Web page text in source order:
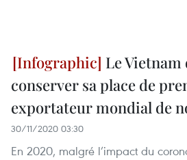
Le
conserver sa place de
exportateur mondial de
30/11/2020 03:30
En 2020, malgré l’impact du